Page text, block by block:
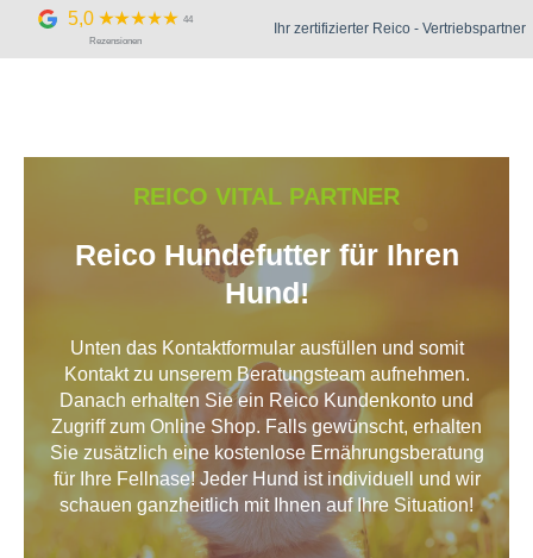
springen
5,0
44
Rezensionen
Ihr zertifizierter Reico - Vertriebspartner
REICO VITAL PARTNER
Reico Hundefutter für Ihren
Hund!
Unten das Kontaktformular ausfüllen und somit
Kontakt zu unserem Beratungsteam aufnehmen.
Danach erhalten Sie ein Reico Kundenkonto und
Zugriff zum Online Shop. Falls gewünscht, erhalten
Sie zusätzlich eine kostenlose Ernährungsberatung
für Ihre Fellnase! Jeder Hund ist individuell und wir
schauen ganzheitlich mit Ihnen auf Ihre Situation!